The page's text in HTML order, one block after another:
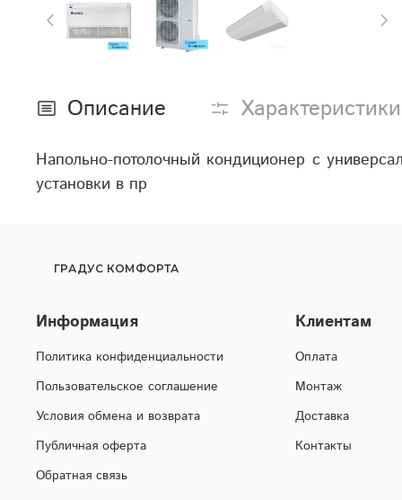
Описание Характеристики
Напольно-потолочный кондиционер с
установки в пр
ГРАДУС КОМФОРТА
Информация
Политика конфиденциальности
Пользовательское соглашение
Условия обмена и возврата
Публичная оферта
Обратная связь
Клиентам
Оплата
Монтаж
Доставка
Контакты